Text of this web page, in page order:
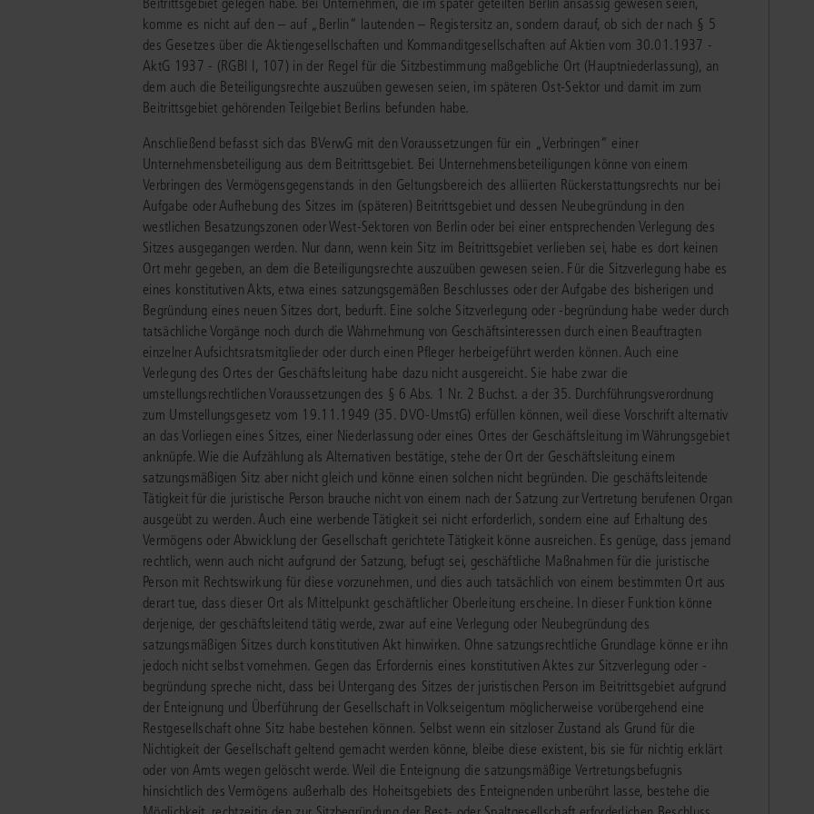
komme es nicht auf den – auf „Berlin“ lautenden – Registersitz an, sondern darauf, ob sich der nach § 5
des Gesetzes über die Aktiengesellschaften und Kommanditgesellschaften auf Aktien vom 30.01.1937 -
AktG 1937 - (RGBl I, 107) in der Regel für die Sitzbestimmung maßgebliche Ort (Hauptniederlassung), an
dem auch die Beteiligungsrechte auszuüben gewesen seien, im späteren Ost-Sektor und damit im zum
Beitrittsgebiet gehörenden Teilgebiet Berlins befunden habe.
Anschließend befasst sich das BVerwG mit den Voraussetzungen für ein „Verbringen“ einer
Unternehmensbeteiligung aus dem Beitrittsgebiet. Bei Unternehmensbeteiligungen könne von einem
Verbringen des Vermögensgegenstands in den Geltungsbereich des alliierten Rückerstattungsrechts nur bei
Aufgabe oder Aufhebung des Sitzes im (späteren) Beitrittsgebiet und dessen Neubegründung in den
westlichen Besatzungszonen oder West-Sektoren von Berlin oder bei einer entsprechenden Verlegung des
Sitzes ausgegangen werden. Nur dann, wenn kein Sitz im Beitrittsgebiet verlieben sei, habe es dort keinen
Ort mehr gegeben, an dem die Beteiligungsrechte auszuüben gewesen seien. Für die Sitzverlegung habe es
eines konstitutiven Akts, etwa eines satzungsgemäßen Beschlusses oder der Aufgabe des bisherigen und
Begründung eines neuen Sitzes dort, bedurft. Eine solche Sitzverlegung oder -begründung habe weder durch
tatsächliche Vorgänge noch durch die Wahrnehmung von Geschäftsinteressen durch einen Beauftragten
einzelner Aufsichtsratsmitglieder oder durch einen Pfleger herbeigeführt werden können. Auch eine
Verlegung des Ortes der Geschäftsleitung habe dazu nicht ausgereicht. Sie habe zwar die
umstellungsrechtlichen Voraussetzungen des § 6 Abs. 1 Nr. 2 Buchst. a der 35. Durchführungsverordnung
zum Umstellungsgesetz vom 19.11.1949 (35. DVO-UmstG) erfüllen können, weil diese Vorschrift alternativ
an das Vorliegen eines Sitzes, einer Niederlassung oder eines Ortes der Geschäftsleitung im Währungsgebiet
anknüpfe. Wie die Aufzählung als Alternativen bestätige, stehe der Ort der Geschäftsleitung einem
satzungsmäßigen Sitz aber nicht gleich und könne einen solchen nicht begründen. Die geschäftsleitende
Tätigkeit für die juristische Person brauche nicht von einem nach der Satzung zur Vertretung berufenen Organ
ausgeübt zu werden. Auch eine werbende Tätigkeit sei nicht erforderlich, sondern eine auf Erhaltung des
Vermögens oder Abwicklung der Gesellschaft gerichtete Tätigkeit könne ausreichen. Es genüge, dass jemand
rechtlich, wenn auch nicht aufgrund der Satzung, befugt sei, geschäftliche Maßnahmen für die juristische
Person mit Rechtswirkung für diese vorzunehmen, und dies auch tatsächlich von einem bestimmten Ort aus
derart tue, dass dieser Ort als Mittelpunkt geschäftlicher Oberleitung erscheine. In dieser Funktion könne
derjenige, der geschäftsleitend tätig werde, zwar auf eine Verlegung oder Neubegründung des
satzungsmäßigen Sitzes durch konstitutiven Akt hinwirken. Ohne satzungsrechtliche Grundlage könne er ihn
jedoch nicht selbst vornehmen. Gegen das Erfordernis eines konstitutiven Aktes zur Sitzverlegung oder -
begründung spreche nicht, dass bei Untergang des Sitzes der juristischen Person im Beitrittsgebiet aufgrund
der Enteignung und Überführung der Gesellschaft in Volkseigentum möglicherweise vorübergehend eine
Restgesellschaft ohne Sitz habe bestehen können. Selbst wenn ein sitzloser Zustand als Grund für die
Nichtigkeit der Gesellschaft geltend gemacht werden könne, bleibe diese existent, bis sie für nichtig erklärt
oder von Amts wegen gelöscht werde. Weil die Enteignung die satzungsmäßige Vertretungsbefugnis
hinsichtlich des Vermögens außerhalb des Hoheitsgebiets des Enteignenden unberührt lasse, bestehe die